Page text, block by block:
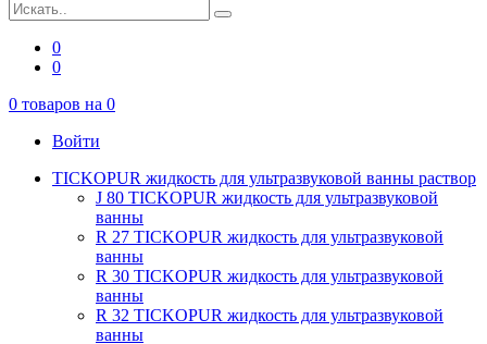
0
0
0 товаров на 0
Войти
TICKOPUR жидкость для ультразвуковой ванны раствор
J 80 TICKOPUR жидкость для ультразвуковой
ванны
R 27 TICKOPUR жидкость для ультразвуковой
ванны
R 30 TICKOPUR жидкость для ультразвуковой
ванны
R 32 TICKOPUR жидкость для ультразвуковой
ванны